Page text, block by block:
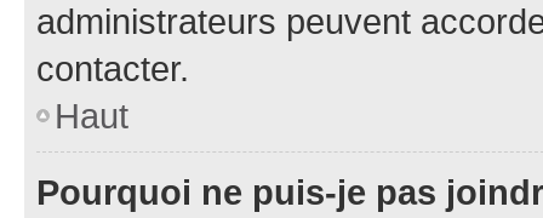
administrateurs peuvent
contacter.
Haut
Pourquoi ne puis-je pas